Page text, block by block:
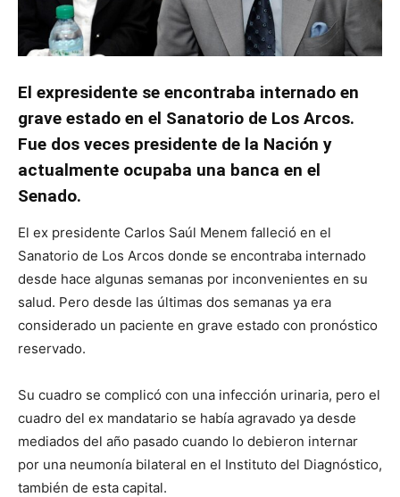
El expresidente se encontraba internado en
grave estado en el Sanatorio de Los Arcos.
Fue dos veces presidente de la Nación y
actualmente ocupaba una banca en el
Senado.
El ex presidente Carlos Saúl Menem falleció en el
Sanatorio de Los Arcos donde se encontraba internado
desde hace algunas semanas por inconvenientes en su
salud. Pero desde las últimas dos semanas ya era
considerado un paciente en grave estado con pronóstico
reservado.
Su cuadro se complicó con una infección urinaria, pero el
cuadro del ex mandatario se había agravado ya desde
mediados del año pasado cuando lo debieron internar
por una neumonía bilateral en el Instituto del Diagnóstico,
también de esta capital.